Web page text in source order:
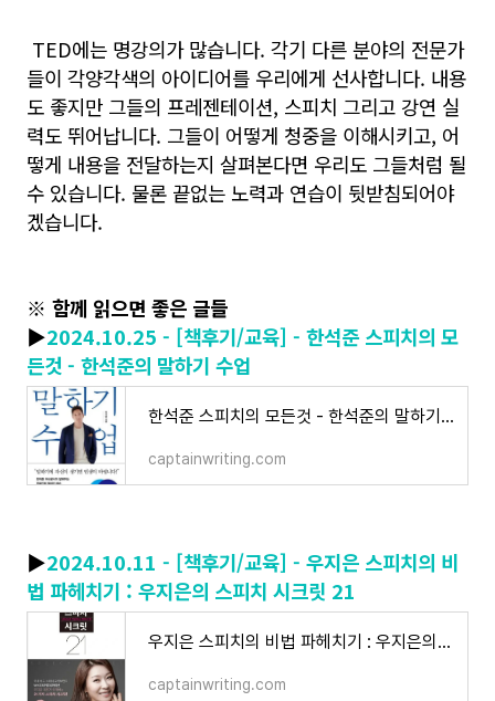
TED에는 명강의가 많습니다. 각기 다른 분야의 전문가
들이 각양각색의 아이디어를 우리에게 선사합니다. 내용
도 좋지만 그들의 프레젠테이션, 스피치 그리고 강연 실
력도 뛰어납니다. 그들이 어떻게 청중을 이해시키고, 어
떻게 내용을 전달하는지 살펴본다면 우리도 그들처럼 될
수 있습니다. 물론 끝없는 노력과 연습이 뒷받침되어야
겠습니다.
※ 함께 읽으면 좋은 글들
▶2024.10.25 - [책후기/교육] - 한석준 스피치의 모
든것 - 한석준의 말하기 수업
한석준 스피치의 모든것 - 한석준의 말하기 수업
captainwriting.com
▶2024.10.11 - [책후기/교육] - 우지은 스피치의 비
법 파헤치기 : 우지은의 스피치 시크릿 21
우지은 스피치의 비법 파헤치기 : 우지은의 스피치 시크릿 21
captainwriting.com